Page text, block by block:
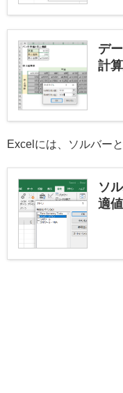
デ
計
Excelには、ソルバー
ソ
適